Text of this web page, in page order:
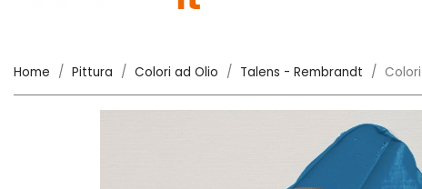
Home Pittura Colori ad Olio Talens - Rembrandt